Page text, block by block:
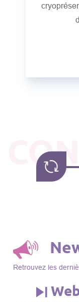
Retrouvez les